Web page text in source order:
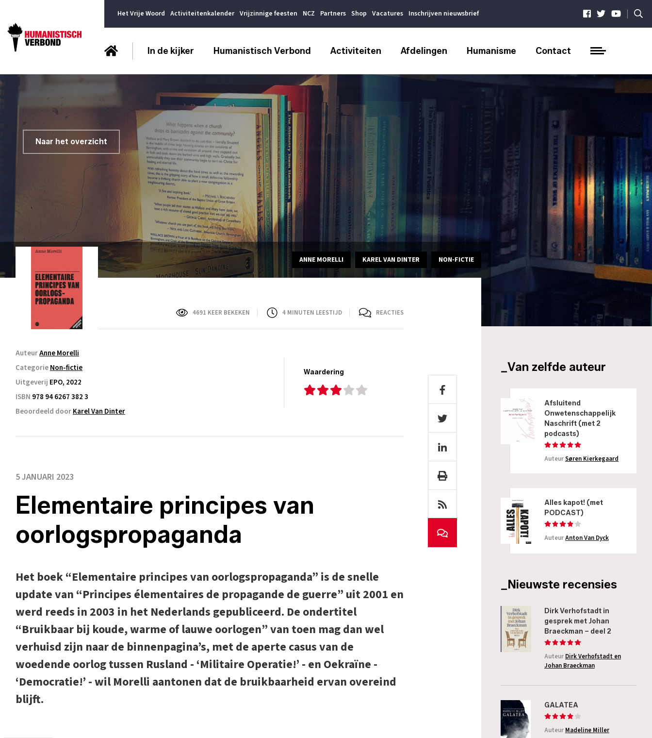
Het Vrije Woord Activiteitenkalender Vrijzinnige feesten NCZ Partners Shop Vacatures Inschrijven nieuwsbrief |
In de kijker Humanistisch Verbond Activiteiten Afdelingen Humanisme Contact
Naar het overzicht
ANNE MORELLI KAREL VAN DINTER NON-FICTIE
4691 KEER BEKEKEN 4 MINUTEN LEESTIJD REACTIES
AuteurAnne Morelli
CategorieNon-fictie
Uitgeverij EPO, 2022
ISBN 978 94 6267 382 3
Beoordeeld doorKarel Van Dinter
Waardering
5 JANUARI 2023
Elementaire principes van
oorlogspropaganda
Het boek “Elementaire principes van oorlogspropaganda” is de snelle
update van “Principes élementaires de propagande de guerre” uit 2001 en
werd reeds in 2003 in het Nederlands gepubliceerd. De ondertitel
“Bruikbaar bij koude, warme of lauwe oorlogen” van toen mag dan wel
verhuisd zijn naar de binnenpagina’s, met de aperte casus van de
woedende oorlog tussen Rusland - ‘Militaire Operatie!’ - en Oekraïne -
‘Democratie!’ - wil Morelli aantonen dat de bruikbaarheid ervan overeind
blijft.
_Van zelfde auteur
Afsluitend
Onwetenschappelijk
Naschrift (met 2
podcasts)
AuteurSøren Kierkegaard
Alles kapot! (met
PODCAST)
AuteurAnton Van Dyck
_Nieuwste recensies
Dirk Verhofstadt in
gesprek met Johan
Braeckman – deel 2
Auteur Dirk Verhofstadt en
Johan Braeckman
GALATEA
Auteur Madeline Miller